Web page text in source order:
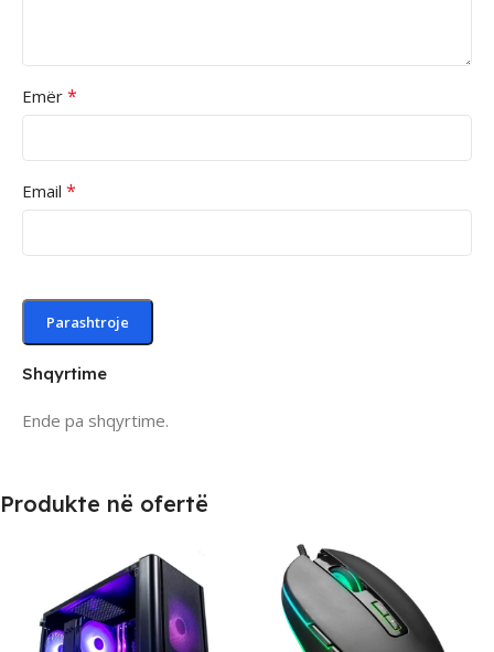
Shqyrtime
Ende pa shqyrtime.
Emër *
Email *
Produkte në ofertë